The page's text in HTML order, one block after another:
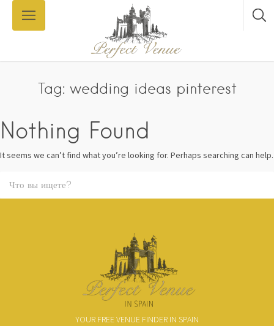
Tag: wedding ideas pinterest
Nothing Found
It seems we can’t find what you’re looking for. Perhaps searching can help.
YOUR FREE VENUE FINDER IN SPAIN